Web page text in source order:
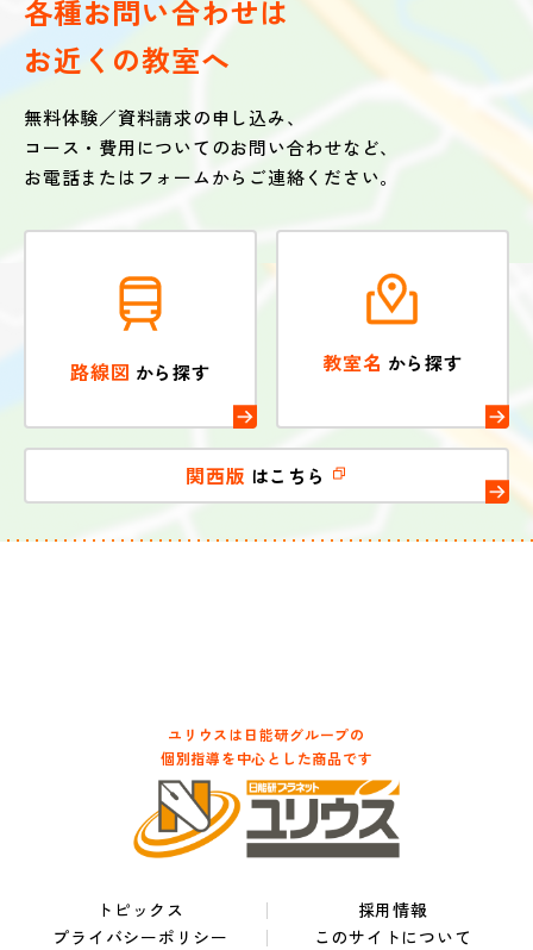
各種お問い合わせは
お近くの教室へ
無料体験／資料請求の申し込み、
コース・費用についてのお問い合わせなど、
お電話またはフォームからご連絡ください。
路線図 から探す 教室名 から探す
関西版 はこちら
ユリウスは日能研グループの
個別指導を中心とした商品です
トピックス
採用情報
プライバシーポリシー
このサイトについて